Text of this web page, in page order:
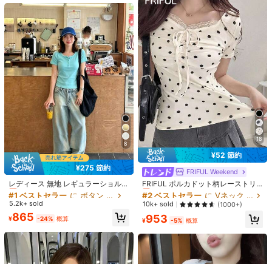
7
¥142 節約
国内発送 200g純綿tシャツ2026年夏
レディース新品半袖純綿少女柄プリ
ント半袖丸首カップルが着る丸首レ
ディーストップス
1.1k+ sold (500+)
¥333 -30% 最終日
QuickShip
15
2025年春夏新作 オフィス制服 レデ
ィース ブルー 半袖ブラウス、ビジネ
ス プロフェッショナル アパレル
#1 ベストセラー に プロ 女性用ビジネスブラウス
500+ sold (1000+)
¥1,288 -5% 概算
8
¥275 節約
レディース 無地 レギュラーショルダ
ー 半袖Tシャツ ラウンドネック スリ
ムフィット 美シルエット 伸縮性 軽
量 通気性 快適素材 夏用 万能 オール
マッチ トップス
#1 ベストセラー に ボタン 女性用Tシャツ
売り切れ間近！
#1 ベストセラー
売り切れ間近！
#1 ベストセラー
売り切れ間近！
#1 ベストセラー
5.2k+ sold
¥865 -24% 概算
18
¥52 節約
FRIFUL Weekend
FRIFUL ポルカドット柄レーストリ
ム付き タイフロントTシャツ、夏用
グラフィックTシャツ(レディース)
#2 ベストセラー
売り切れ間近！
#2 ベストセラー
売り切れ間近！
#2 ベストセラー
売り切れ間近！
#2 ベストセラー に Vネック 女性用トップス、ブラウス、Tシャツ
売り切れ間近！
10k+ sold (1000+)
¥953 -5% 概算